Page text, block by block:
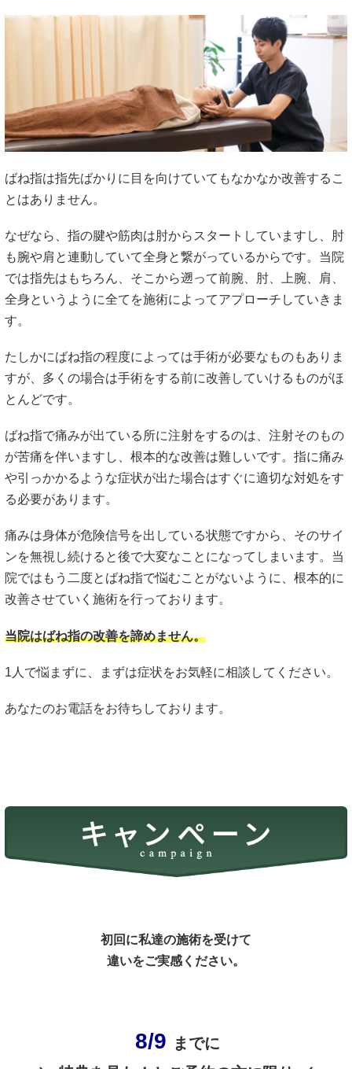
ばね指は指先ばかりに目を向けていてもなかなか改善するこ
とはありません。
なぜなら、指の腱や筋肉は肘からスタートしていますし、肘
も腕や肩と連動していて全身と繋がっているからです。当院
では指先はもちろん、そこから遡って前腕、肘、上腕、肩、
全身というように全てを施術によってアプローチしていきま
す。
たしかにばね指の程度によっては手術が必要なものもありま
すが、多くの場合は手術をする前に改善していけるものがほ
とんどです。
ばね指で痛みが出ている所に注射をするのは、注射そのもの
が苦痛を伴いますし、根本的な改善は難しいです。指に痛み
や引っかかるような症状が出た場合はすぐに適切な対処をす
る必要があります。
痛みは身体が危険信号を出している状態ですから、そのサイ
ンを無視し続けると後で大変なことになってしまいます。当
院ではもう二度とばね指で悩むことがないように、根本的に
改善させていく施術を行っております。
当院はばね指の改善を諦めません。
1人で悩まずに、まずは症状をお気軽に相談してください。
あなたのお電話をお待ちしております。
初回に私達の施術を受けて
違いをご実感ください。
8/9 までに